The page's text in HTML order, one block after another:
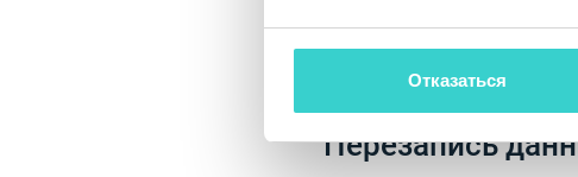
Отказаться
С помощью
восстановить, что
Перезапись